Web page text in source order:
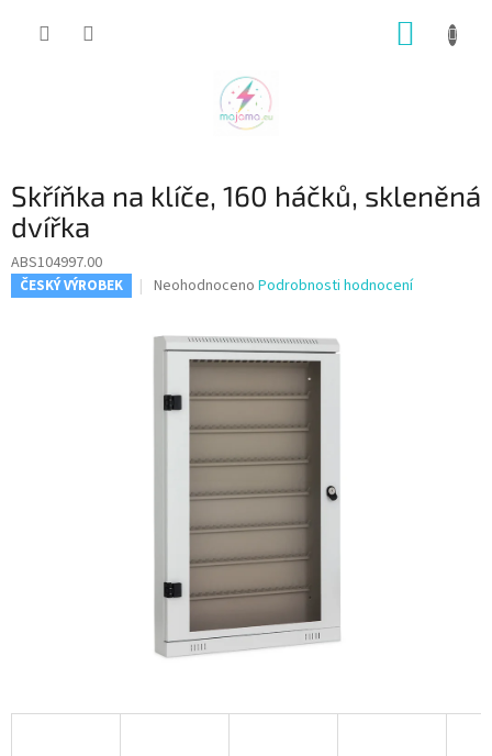
Skříňka na klíče, 160 háčků, skleněná
dvířka
ABS104997.00
ČESKÝ VÝROBEK
Průměrné
je
hvězdiček.
Neohodnoceno Podrobnosti hodnocení